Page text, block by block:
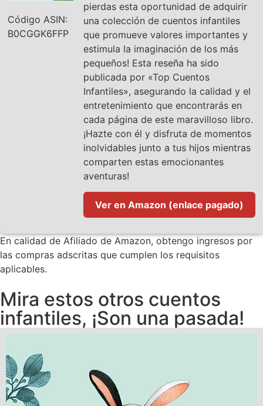
Código ASIN:
B0CGGK6FFP
pierdas esta oportunidad de adquirir
una colección de cuentos infantiles
que promueve valores importantes y
estimula la imaginación de los más
pequeños! Esta reseña ha sido
publicada por «Top Cuentos
Infantiles», asegurando la calidad y el
entretenimiento que encontrarás en
cada página de este maravilloso libro.
¡Hazte con él y disfruta de momentos
inolvidables junto a tus hijos mientras
comparten estas emocionantes
aventuras!
Ver en Amazon (enlace pagado)
En calidad de Afiliado de Amazon, obtengo ingresos por
las compras adscritas que cumplen los requisitos
aplicables.
Mira estos otros cuentos
infantiles, ¡Son una pasada!